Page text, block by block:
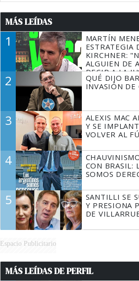
MÁS LEÍDAS
1
MARTÍN
ESTRATEGIA
KIRCHNER:
ALGUIEN DE
DECIR A LA
TIENE QUE
2
QUÉ DIJO
INVASIÓN DE
3
ALEXIS MAC
Y SE
VOLVER AL
4
CON BRASIL:
SOMOS
5
SANTILLI SE
Y PRESIONA
DE
Espacio Publicitario
MÁS LEÍDAS DE PERFIL